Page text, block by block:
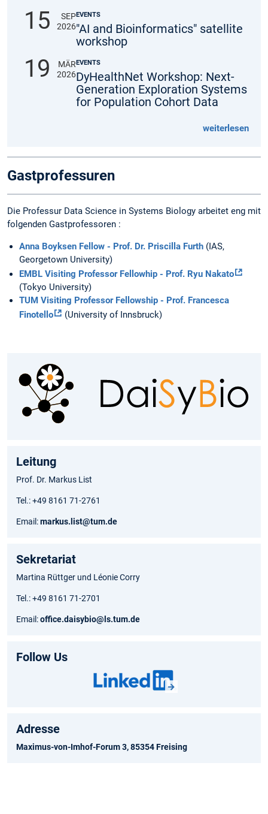
15
SEP
2026
EVENTS
"AI and Bioinformatics" satellite
workshop
19
MÄR
2026
EVENTS
DyHealthNet Workshop: Next-
Generation Exploration Systems
for Population Cohort Data
weiterlesen
Gastprofessuren
Die Professur Data Science in Systems Biology arbeitet eng mit
folgenden Gastprofessoren :
Anna Boyksen Fellow - Prof. Dr. Priscilla Furth (IAS,
Georgetown University)
EMBL Visiting Professor Fellowhip - Prof. Ryu Nakato
(Tokyo University)
TUM Visiting Professor Fellowship - Prof. Francesca
Finotello
(University of Innsbruck)
Leitung
Prof. Dr. Markus List
Tel.: +49 8161 71-2761
Email:markus.list@tum.de
Sekretariat
Martina Rüttger und Léonie Corry
Tel.: +49 8161 71-2701
Email:office.daisybio@ls.tum.de
Follow Us
Adresse
Maximus-von-Imhof-Forum 3, 85354 Freising